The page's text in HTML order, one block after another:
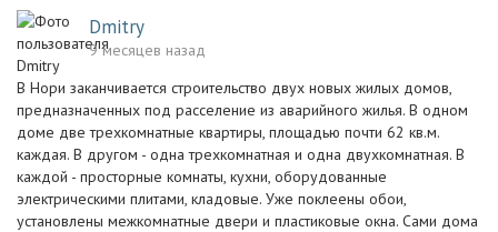
Dmitry
9 месяцев назад
В Нори заканчивается строительство двух новых жилых домов,
предназначенных под расселение из аварийного жилья. В одном
доме две трехкомнатные квартиры, площадью почти 62 кв.м.
каждая. В другом - одна трехкомнатная и одна двухкомнатная. В
каждой - просторные комнаты, кухни, оборудованные
электрическими плитами, кладовые. Уже поклеены обои,
установлены межкомнатные двери и пластиковые окна. Сами дома